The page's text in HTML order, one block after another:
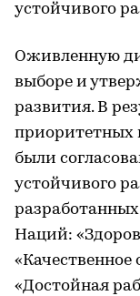
устойчивого
Оживленную
выборе и
развития. В
приоритетных
были
устойчивого
Наций:
«Качественное
«Достойная